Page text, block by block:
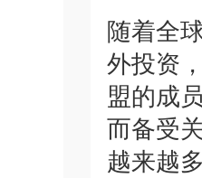
随着全
外投资
盟的成
而备受
越来越